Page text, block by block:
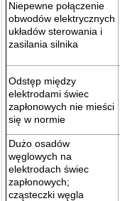
Niepewne połączenie
obwodów elektrycznych
układów sterowania i
zasilania silnika
Odstęp między
elektrodami świec
zapłonowych nie mieści
się w normie
Dużo osadów
węglowych na
elektrodach świec
zapłonowych;
cząsteczki węgla